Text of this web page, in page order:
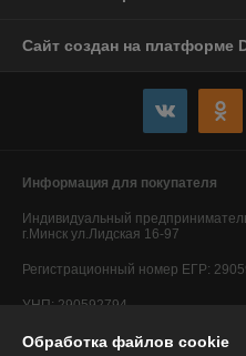
Сайт создан на платформе
Информация для покупателя
Индивидуальный
г.Минск ул.Лидская 16-97
Регистрационный номер ЕГР:
УНП: 290592794
Регистрационный орган: Минский
Обработка файлов cookie